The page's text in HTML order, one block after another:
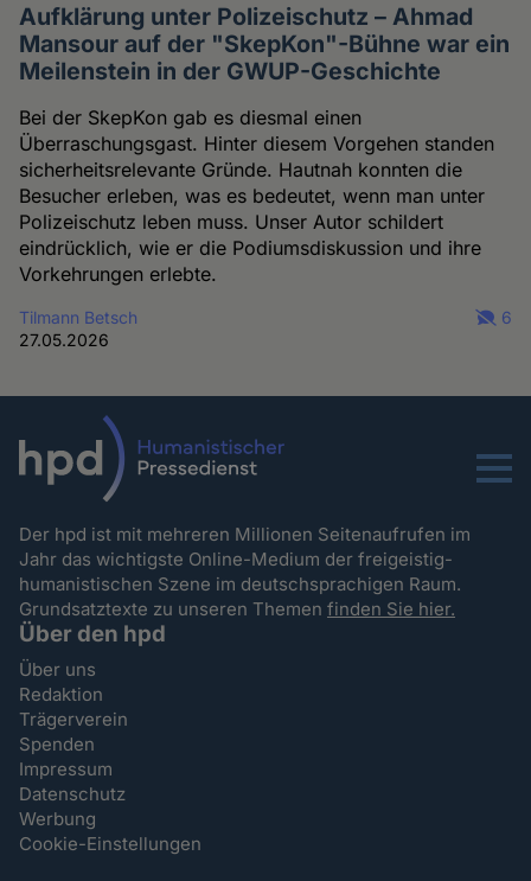
Aufklärung unter Polizeischutz – Ahmad
Mansour auf der "SkepKon"-Bühne war ein
Meilenstein in der GWUP-Geschichte
Bei der SkepKon gab es diesmal einen
Überraschungsgast. Hinter diesem Vorgehen standen
sicherheitsrelevante Gründe. Hautnah konnten die
Besucher erleben, was es bedeutet, wenn man unter
Polizeischutz leben muss. Unser Autor schildert
eindrücklich, wie er die Podiumsdiskussion und ihre
Vorkehrungen erlebte.
Tilmann Betsch
27.05.2026
6
Menu
Der hpd ist mit mehreren Millionen Seitenaufrufen im
Jahr das wichtigste Online-Medium der freigeistig-
humanistischen Szene im deutschsprachigen Raum.
Grundsatztexte zu unseren Themenfinden Sie hier.
Über den hpd
Über uns
Redaktion
Trägerverein
Spenden
Impressum
Datenschutz
Werbung
Cookie-Einstellungen